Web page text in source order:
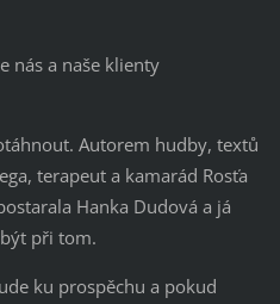
nás a naše klienty
Autorem hudby, textů
terapeut a kamarád Rosťa
Hanka Dudová a já
při tom.
ku prospěchu a pokud